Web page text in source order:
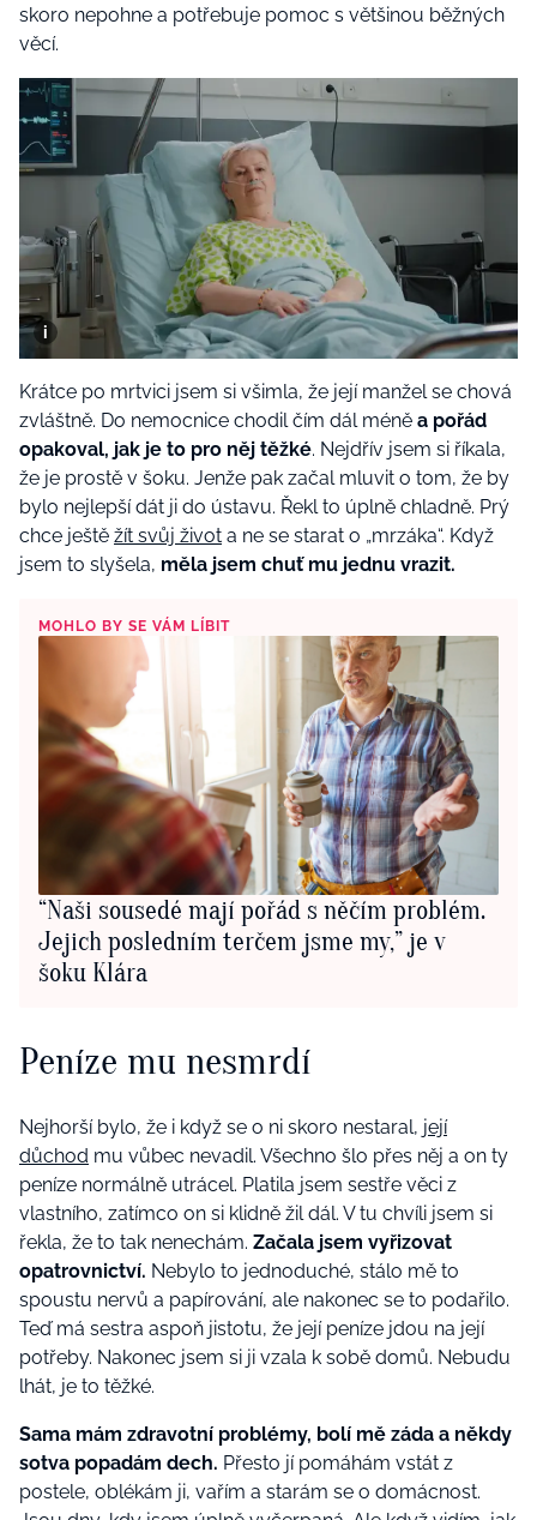
skoro nepohne a potřebuje pomoc s většinou běžných
věcí.
Krátce po mrtvici jsem si všimla, že její manžel se chová
zvláštně. Do nemocnice chodil čím dál méně a pořád
opakoval, jak je to pro něj těžké. Nejdřív jsem si říkala,
že je prostě v šoku. Jenže pak začal mluvit o tom, že by
bylo nejlepší dát ji do ústavu. Řekl to úplně chladně. Prý
chce ještě žít svůj život a ne se starat o „mrzáka“. Když
jsem to slyšela, měla jsem chuť mu jednu vrazit.
MOHLO BY SE VÁM LÍBIT
“Naši sousedé mají pořád s něčím problém.
Jejich posledním terčem jsme my,” je v
šoku Klára
Peníze mu nesmrdí
Nejhorší bylo, že i když se o ni skoro nestaral, její
důchod mu vůbec nevadil. Všechno šlo přes něj a on ty
peníze normálně utrácel. Platila jsem sestře věci z
vlastního, zatímco on si klidně žil dál. V tu chvíli jsem si
řekla, že to tak nenechám. Začala jsem vyřizovat
opatrovnictví. Nebylo to jednoduché, stálo mě to
spoustu nervů a papírování, ale nakonec se to podařilo.
Teď má sestra aspoň jistotu, že její peníze jdou na její
potřeby. Nakonec jsem si ji vzala k sobě domů. Nebudu
lhát, je to těžké.
Sama mám zdravotní problémy, bolí mě záda a někdy
sotva popadám dech. Přesto jí pomáhám vstát z
postele, oblékám ji, vařím a starám se o domácnost.